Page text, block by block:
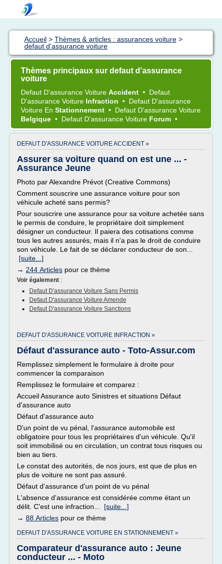
Accueil > Thèmes & articles : assurances voiture >
defaut d'assurance voiture
Thèmes principaux sur defaut d'assurance
voiture
Defaut D'assurance Voiture Accident • Defaut
D'assurance Voiture Infraction • Defaut D'assurance
Voiture En Stationnement • Defaut D'assurance Voiture
Belgique • Defaut D'assurance Voiture Forum •
DEFAUT D'ASSURANCE VOITURE ACCIDENT »
Assurer sa voiture quand on est une ... -
Assurance Jeune
Photo par Alexandre Prévot (Creative Commons)
Comment souscrire une assurance voiture pour son
véhicule acheté sans permis?
Pour souscrire une assurance pour sa voiture achetée sans
le permis de conduire, le propriétaire doit simplement
désigner un conducteur. Il paiera des cotisations comme
tous les autres assurés, mais il n'a pas le droit de conduire
son véhicule. Le fait de se déclarer conducteur de son...
[suite...]
→ 244 Articles pour ce thème
Voir également :
Defaut D'assurance Voiture Sans Permis
Defaut D'assurance Voiture Amende
Defaut D'assurance Voiture Sanctions
DEFAUT D'ASSURANCE VOITURE INFRACTION »
Défaut d'assurance auto - Toto-Assur.com
Remplissez simplement le formulaire à droite pour
commencer la comparaison
Remplissez le formulaire et comparez :
Accueil Assurance auto Sinistres et situations Défaut
d'assurance auto
Défaut d'assurance auto
D'un point de vu pénal, l'assurance automobile est
obligatoire pour tous les propriétaires d'un véhicule. Qu'il
soit immobilisé ou en circulation, un contrat tous risques ou
bien au tiers.
Le constat des autorités, de nos jours, est que de plus en
plus de voiture ne sont pas assuré.
Défaut d'assurance d'un point de vu pénal
L'absence d'assurance est considérée comme étant un
délit. C'est une infraction... [suite...]
→ 88 Articles pour ce thème
DEFAUT D'ASSURANCE VOITURE EN STATIONNEMENT »
Comparateur d'assurance auto : Jeune
conducteur ... - Moto